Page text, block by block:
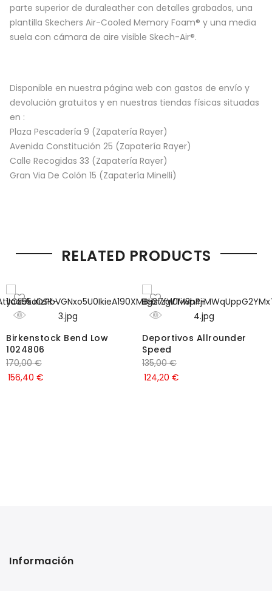
parte superior de duraleather con detalles grabados, una
plantilla Skechers Air-Cooled Memory Foam® y una media
suela con cámara de aire visible Skech-Air®.
Disponible en nuestra página web con gastos de envío y
devolución gratuitos y en nuestras tiendas físicas situadas
en :
Plaza Pescadería 9 (Zapatería Rayer)
Avenida Constitución 25 (Zapatería Rayer)
Calle Recogidas 33 (Zapatería Rayer)
Gran Via De Colón 15 (Zapatería Minelli)
RELATED PRODUCTS
Birkenstock Bend Low
1024806
170,00€
156,40 €
Deportivos Allrounder
Speed
135,00€
124,20 €
Información